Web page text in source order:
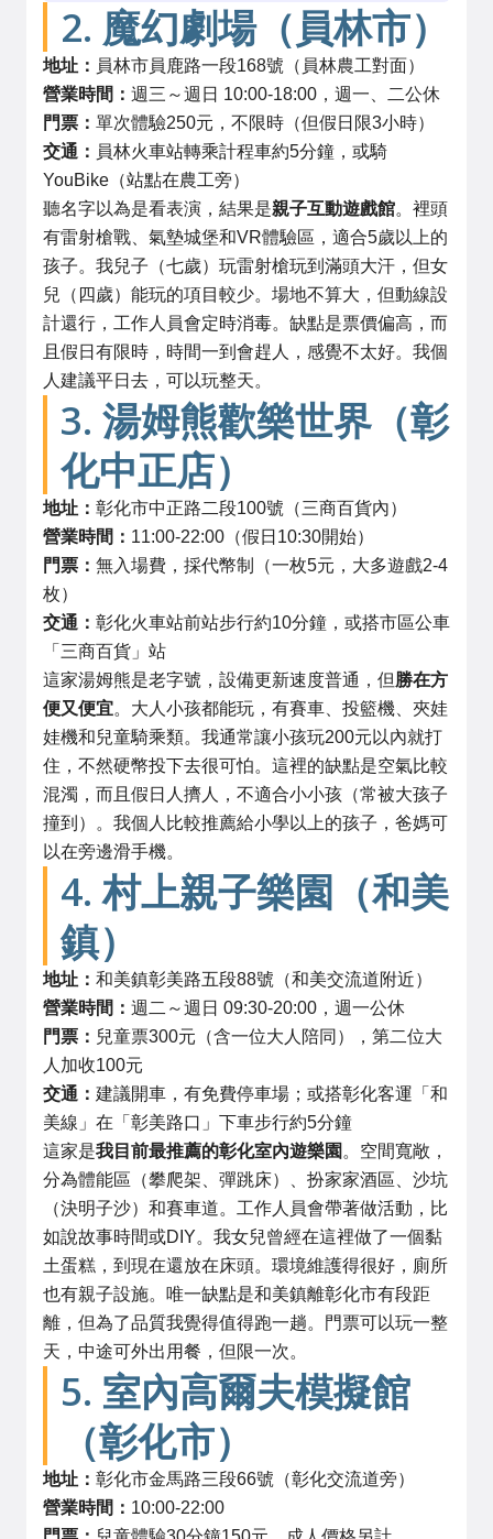
2. 魔幻劇場（員林市）
地址： 員林市員鹿路一段168號（員林農工對面）
營業時間： 週三～週日 10:00-18:00，週一、二公休
門票： 單次體驗250元，不限時（但假日限3小時）
交通： 員林火車站轉乘計程車約5分鐘，或騎
YouBike（站點在農工旁）
聽名字以為是看表演，結果是親子互動遊戲館。裡頭
有雷射槍戰、氣墊城堡和VR體驗區，適合5歲以上的
孩子。我兒子（七歲）玩雷射槍玩到滿頭大汗，但女
兒（四歲）能玩的項目較少。場地不算大，但動線設
計還行，工作人員會定時消毒。缺點是票價偏高，而
且假日有限時，時間一到會趕人，感覺不太好。我個
人建議平日去，可以玩整天。
3. 湯姆熊歡樂世界（彰
化中正店）
地址： 彰化市中正路二段100號（三商百貨內）
營業時間： 11:00-22:00（假日10:30開始）
門票： 無入場費，採代幣制（一枚5元，大多遊戲2-4
枚）
交通： 彰化火車站前站步行約10分鐘，或搭市區公車
「三商百貨」站
這家湯姆熊是老字號，設備更新速度普通，但勝在方
便又便宜。大人小孩都能玩，有賽車、投籃機、夾娃
娃機和兒童騎乘類。我通常讓小孩玩200元以內就打
住，不然硬幣投下去很可怕。這裡的缺點是空氣比較
混濁，而且假日人擠人，不適合小小孩（常被大孩子
撞到）。我個人比較推薦給小學以上的孩子，爸媽可
以在旁邊滑手機。
4. 村上親子樂園（和美
鎮）
地址： 和美鎮彰美路五段88號（和美交流道附近）
營業時間： 週二～週日 09:30-20:00，週一公休
門票： 兒童票300元（含一位大人陪同），第二位大
人加收100元
交通： 建議開車，有免費停車場；或搭彰化客運「和
美線」在「彰美路口」下車步行約5分鐘
這家是我目前最推薦的彰化室內遊樂園 。空間寬敞，
分為體能區（攀爬架、彈跳床）、扮家家酒區、沙坑
（決明子沙）和賽車道。工作人員會帶著做活動，比
如說故事時間或DIY。我女兒曾經在這裡做了一個黏
土蛋糕，到現在還放在床頭。環境維護得很好，廁所
也有親子設施。唯一缺點是和美鎮離彰化市有段距
離，但為了品質我覺得值得跑一趟。門票可以玩一整
天，中途可外出用餐，但限一次。
5. 室內高爾夫模擬館
（彰化市）
地址： 彰化市金馬路三段66號（彰化交流道旁）
營業時間： 10:00-22:00